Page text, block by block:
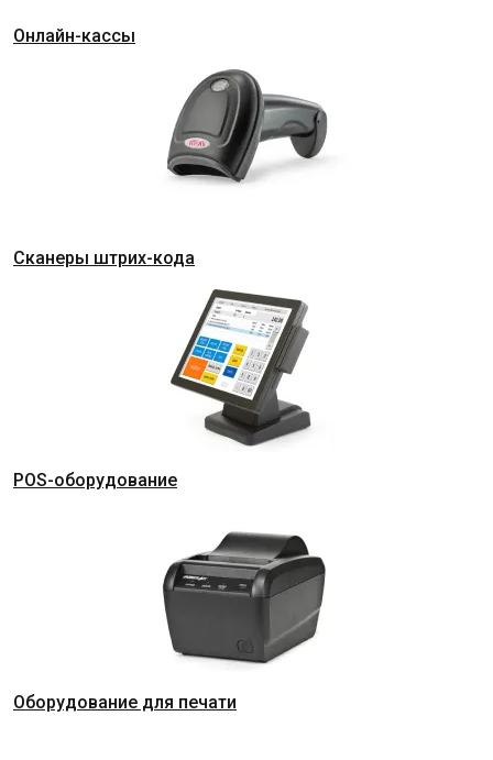
Онлайн-кассы
Сканеры штрих-кода
POS-оборудование
Оборудование для печати